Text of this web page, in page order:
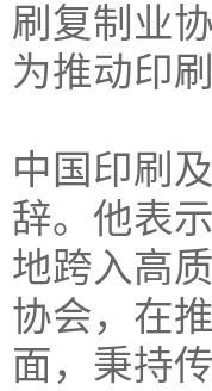
刷复制业
为推动印
中国印刷
辞。他表
地跨入高
协会，在
面，秉持